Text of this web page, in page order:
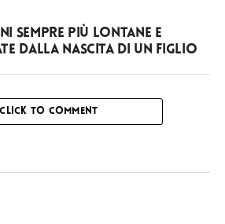
sempre più lontane e
dalla nascita di un figlio
CLICK TO COMMENT